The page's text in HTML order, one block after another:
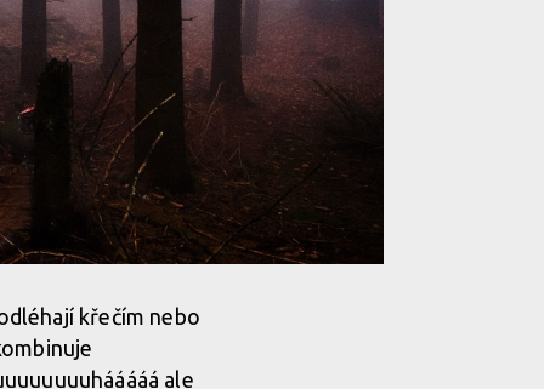
křečím nebo
ale